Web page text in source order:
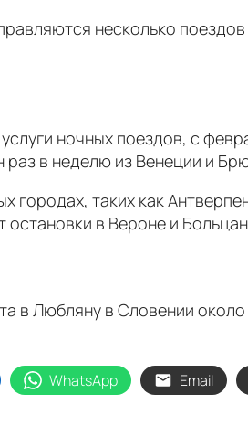
несколько
ночных поездов, с
в неделю из Венеции и
городах, таких как
остановки в Вероне и
в Любляну в Словении
WhatsApp Email